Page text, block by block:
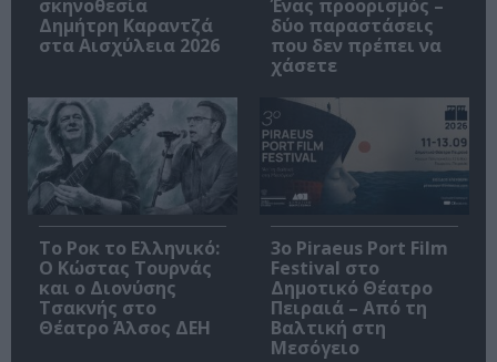
σκηνοθεσία
Δημήτρη Καραντζά
στα Αισχύλεια 2026
Ένας προορισμός –
δύο παραστάσεις
που δεν πρέπει να
χάσετε
Το Ροκ το Ελληνικό:
Ο Κώστας Τουρνάς
και ο Διονύσης
Τσακνής στο
Θέατρο Άλσος ΔΕΗ
3o Piraeus Port Film
Festival στο
Δημοτικό Θέατρο
Πειραιά – Από τη
Βαλτική στη
Μεσόγειο